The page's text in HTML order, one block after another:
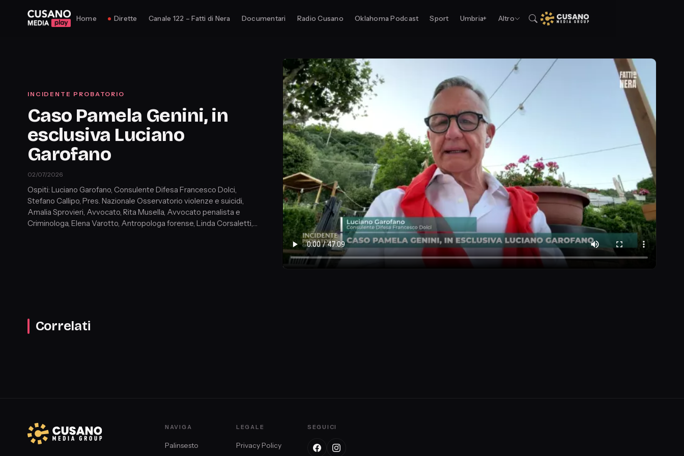
Home Dirette Canale 122 – Fatti di Nera Documentari Radio Cusano Oklahoma Podcast Sport Umbria+ Altro
INCIDENTE PROBATORIO
Caso Pamela Genini, in
esclusiva Luciano
Garofano
02/07/2026
Ospiti: Luciano Garofano, Consulente Difesa Francesco Dolci,
Stefano Callipo, Pres. Nazionale Osservatorio violenze e suicidi,
Amalia Sprovieri, Avvocato, Rita Musella, Avvocato penalista e
Criminologa, Elena Varotto, Antropologa forense, Linda Corsaletti,
Correlati
NAVIGA
Palinsesto
LEGALE
Privacy Policy
SEGUICI